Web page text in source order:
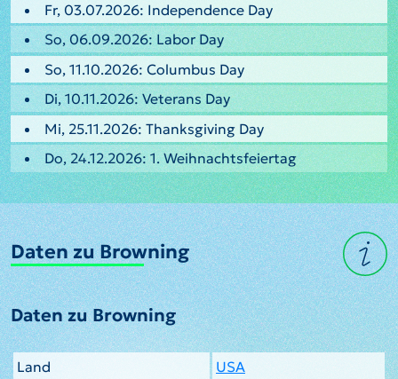
Fr, 03.07.2026: Independence Day
So, 06.09.2026: Labor Day
So, 11.10.2026: Columbus Day
Di, 10.11.2026: Veterans Day
Mi, 25.11.2026: Thanksgiving Day
Do, 24.12.2026: 1. Weihnachtsfeiertag
Daten zu Browning
Daten zu Browning
Land
USA